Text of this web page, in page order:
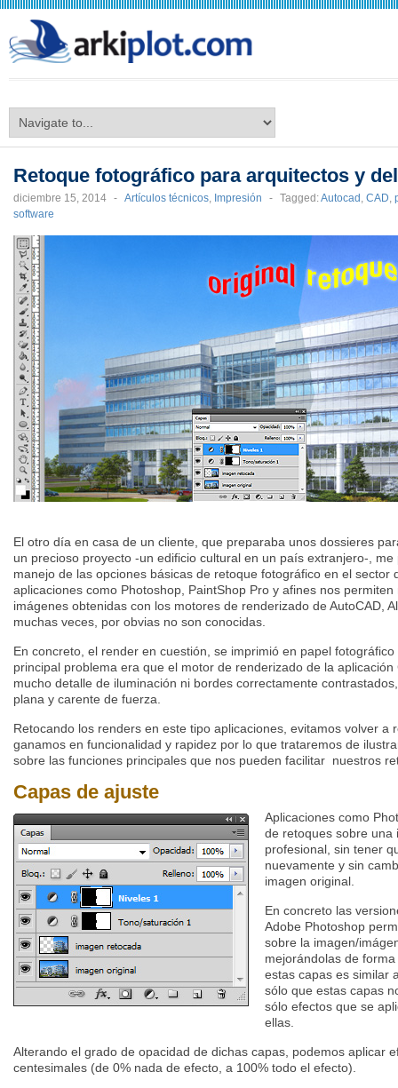
Retoque fotográfico para arquitectos y
diciembre 15, 2014 - Artículos técnicos, Impresión - Tagged:Autocad , CAD,
software
El otro día en casa de un cliente, que preparaba unos dossieres
un precioso proyecto -un edificio cultural en un país extranjero-,
manejo de las opciones básicas de retoque fotográfico en el sector
aplicaciones como Photoshop, PaintShop Pro y afines nos
imágenes obtenidas con los motores de renderizado de AutoCAD,
muchas veces, por obvias no son conocidas.
En concreto, el render en cuestión, se imprimió en papel
principal problema era que el motor de renderizado de la
mucho detalle de iluminación ni bordes correctamente
plana y carente de fuerza.
Retocando los renders en este tipo aplicaciones, evitamos volver a
ganamos en funcionalidad y rapidez por lo que trataremos de
sobre las funciones principales que nos pueden facilitar nuestros
Capas de ajuste
Aplicaciones como
de retoques sobre una
profesional, sin tener
nuevamente y sin
imagen original.
En concreto las
Adobe Photoshop
sobre la imagen/
mejorándolas de
estas capas es similar
sólo que estas capas
sólo efectos que se
ellas.
Alterando el grado de opacidad de dichas capas, podemos aplicar
centesimales (de 0% nada de efecto, a 100% todo el efecto).